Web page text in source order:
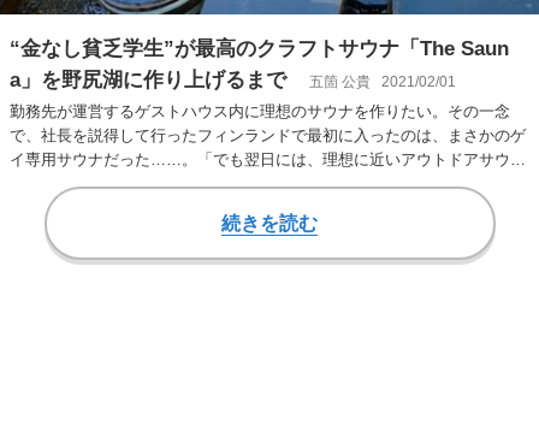
“金なし貧乏学生”が最高のクラフトサウナ「The Saun
a」を野尻湖に作り上げるまで
五箇 公貴 2021/02/01
勤務先が運営するゲストハウス内に理想のサウナを作りたい。その一念
で、社長を説得して行ったフィンランドで最初に入ったのは、まさかのゲ
イ専用サウナだった……。「でも翌日には、理想に近いアウトドアサウナ
のクーシヤルヴィや…
続きを読む